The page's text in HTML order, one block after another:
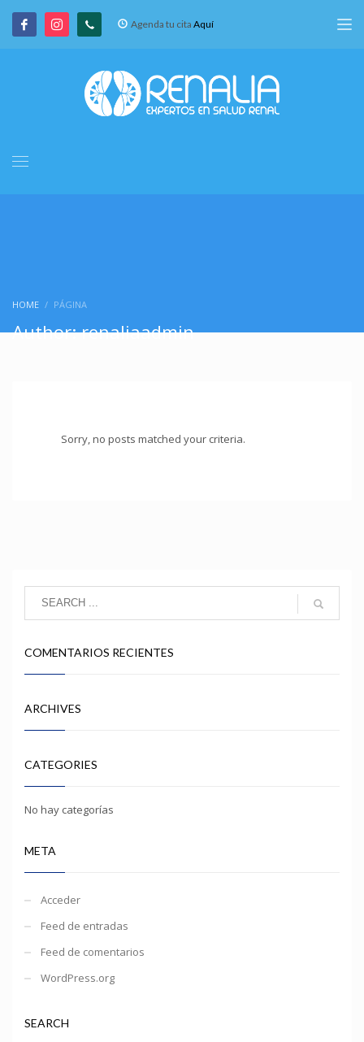
Agenda tu cita Aquí
HOME PÁGINA
Author:renaliaadmin
Sorry, no posts matched your criteria.
COMENTARIOS RECIENTES
ARCHIVES
CATEGORIES
No hay categorías
META
Acceder
Feed de entradas
Feed de comentarios
WordPress.org
SEARCH